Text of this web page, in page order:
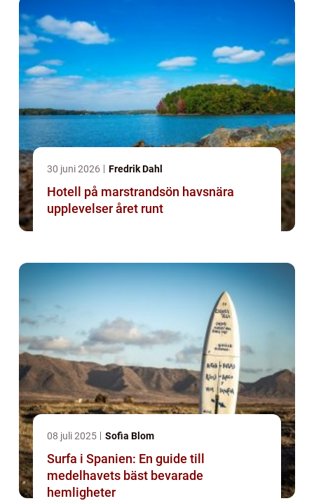
30 juni 2026 Fredrik Dahl
Hotell på marstrandsön havsnära
upplevelser året runt
08 juli 2025 Sofia Blom
Surfa i Spanien: En guide till
medelhavets bäst bevarade
hemligheter